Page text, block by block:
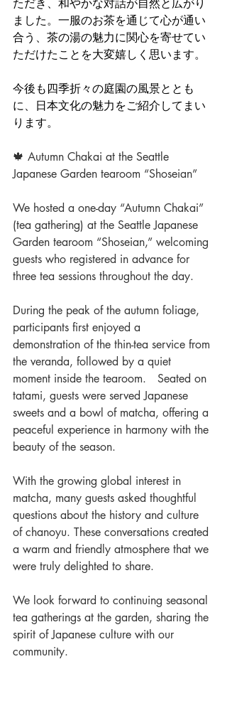
ただき、和やかな対話が自然と広がり
ました。一服のお茶を通じて心が通い
合う、茶の湯の魅力に関心を寄せてい
ただけたことを大変嬉しく思います。
今後も四季折々の庭園の風景ととも
に、日本文化の魅力をご紹介してまい
ります。
🍁 Autumn Chakai at the Seattle
Japanese Garden tearoom “Shoseian”
We hosted a one-day “Autumn Chakai”
(tea gathering) at the Seattle Japanese
Garden tearoom “Shoseian,” welcoming
guests who registered in advance for
three tea sessions throughout the day.
During the peak of the autumn foliage,
participants first enjoyed a
demonstration of the thin-tea service from
the veranda, followed by a quiet
moment inside the tearoom.　Seated on
tatami, guests were served Japanese
sweets and a bowl of matcha, offering a
peaceful experience in harmony with the
beauty of the season.
With the growing global interest in
matcha, many guests asked thoughtful
questions about the history and culture
of chanoyu. These conversations created
a warm and friendly atmosphere that we
were truly delighted to share.
We look forward to continuing seasonal
tea gatherings at the garden, sharing the
spirit of Japanese culture with our
community.